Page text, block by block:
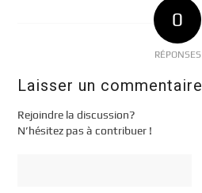
0
RÉPONSES
Laisser un commentaire
Rejoindre la discussion?
N’hésitez pas à contribuer !